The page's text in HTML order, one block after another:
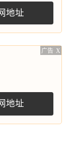
地址
广告 X
地址